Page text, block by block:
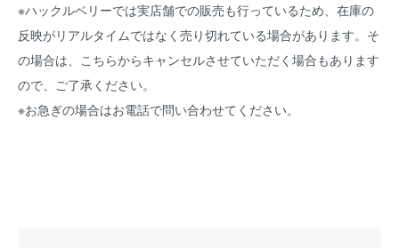
※ハックルベリーでは実店舗での販売も行っているため、在庫の
反映がリアルタイムではなく売り切れている場合があります。そ
の場合は、こちらからキャンセルさせていただく場合もあります
ので、ご了承ください。
※お急ぎの場合はお電話で問い合わせてください。